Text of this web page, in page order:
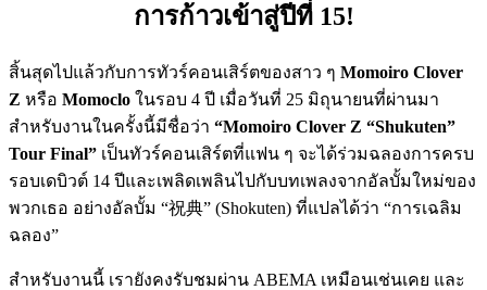
การก้าวเข้าสู่ปีที่ 15!
สิ้นสุดไปแล้วกับการทัวร์คอนเสิร์ตของสาว ๆ Momoiro Clover
Z หรือ Momoclo ในรอบ 4 ปี เมื่อวันที่ 25 มิถุนายนที่ผ่านมา
สำหรับงานในครั้งนี้มีชื่อว่า “Momoiro Clover Z “Shukuten”
Tour Final” เป็นทัวร์คอนเสิร์ตที่แฟน ๆ จะได้ร่วมฉลองการครบ
รอบเดบิวต์ 14 ปีและเพลิดเพลินไปกับบทเพลงจากอัลบั้มใหม่ของ
พวกเธอ อย่างอัลบั้ม “祝典” (Shokuten) ที่แปลได้ว่า “การเฉลิม
ฉลอง”
สำหรับงานนี้ เรายังคงรับชมผ่าน ABEMA เหมือนเช่นเคย และ